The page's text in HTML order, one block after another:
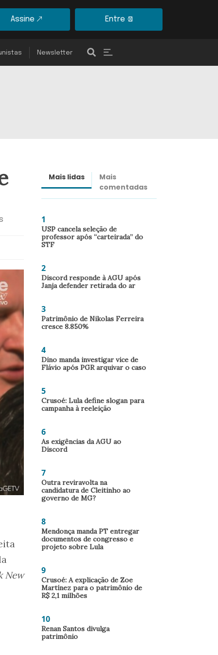
Assine Entre
Newsletter
New
Mais lidas
Mais
comentadas
1
USP cancela seleção de
professor após “carteirada” do
STF
2
Discord responde à AGU após
Janja defender retirada do ar
3
Patrimônio de Nikolas Ferreira
cresce 8.850%
4
Dino manda investigar vice de
Flávio após PGR arquivar o caso
5
Crusoé: Lula define slogan para
campanha à reeleição
6
As exigências da AGU ao
Discord
7
Outra reviravolta na
candidatura de Cleitinho ao
governo de MG?
8
Mendonça manda PT entregar
documentos de congresso e
projeto sobre Lula
9
Crusoé: A explicação de Zoe
Martínez para o patrimônio de
R$ 2,1 milhões
10
Renan Santos divulga
patrimônio